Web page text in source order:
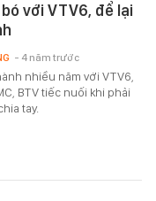
với VTV6, để lại
nhiều năm với VTV6,
BTV tiếc nuối khi phải
tay.
- 4 năm trước